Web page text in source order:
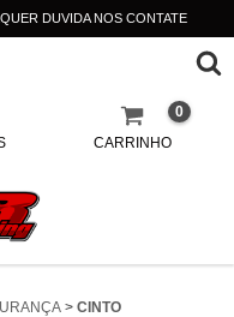
DUVIDA NOS CONTATE
CARRINHO
0
> CINTO